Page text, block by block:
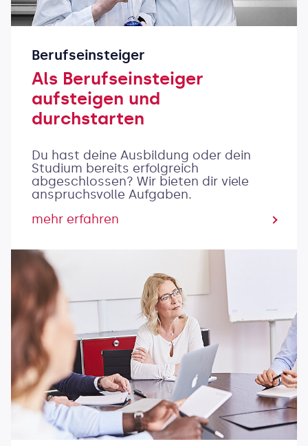
Berufseinsteiger
Als Berufseinsteiger
aufsteigen und
durchstarten
Du hast deine Ausbildung oder dein
Studium bereits erfolgreich
abgeschlossen? Wir bieten dir viele
anspruchsvolle Aufgaben.
mehr erfahren